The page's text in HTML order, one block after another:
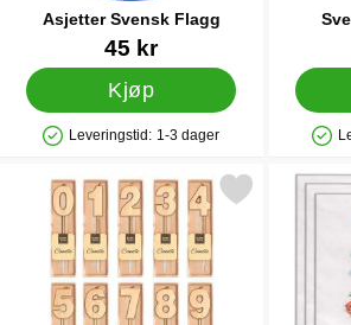
Asjetter Svensk Flagg
Varenummer 12860
45 kr
Kjøp
Produkttilgjengelighet: På lager
Leveringstid: 1-3 dager
Merk kakelys Tall Metallic Bronse Langt
Merk